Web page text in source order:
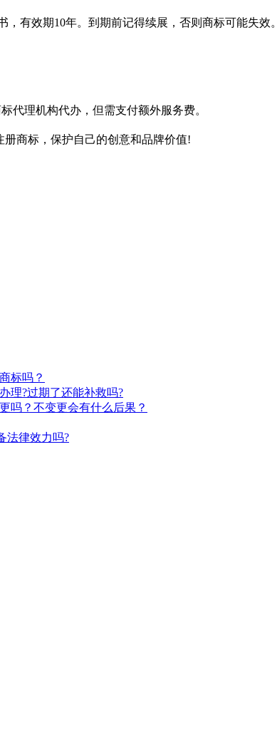
有效期10年。到期前记得续展，否则商标可能失效。
代理机构代办，但需支付额外服务费。
商标，保护自己的创意和品牌价值!
标吗？
理?过期了还能补救吗?
吗？不变更会有什么后果？
法律效力吗?